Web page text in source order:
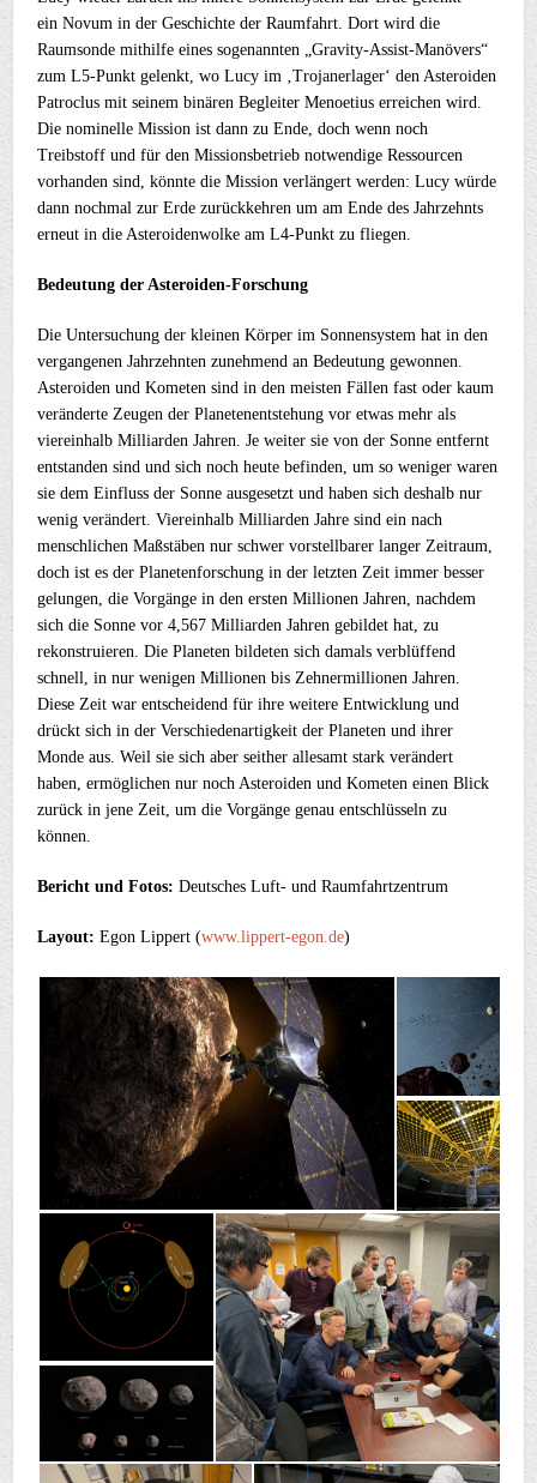
ein Novum in der Geschichte der Raumfahrt. Dort wird die
Raumsonde mithilfe eines sogenannten „Gravity-Assist-Manövers“
zum L5-Punkt gelenkt, wo Lucy im ‚Trojanerlager‘ den Asteroiden
Patroclus mit seinem binären Begleiter Menoetius erreichen wird.
Die nominelle Mission ist dann zu Ende, doch wenn noch
Treibstoff und für den Missionsbetrieb notwendige Ressourcen
vorhanden sind, könnte die Mission verlängert werden: Lucy würde
dann nochmal zur Erde zurückkehren um am Ende des Jahrzehnts
erneut in die Asteroidenwolke am L4-Punkt zu fliegen.
Bedeutung der Asteroiden-Forschung
Die Untersuchung der kleinen Körper im Sonnensystem hat in den
vergangenen Jahrzehnten zunehmend an Bedeutung gewonnen.
Asteroiden und Kometen sind in den meisten Fällen fast oder kaum
veränderte Zeugen der Planetenentstehung vor etwas mehr als
viereinhalb Milliarden Jahren. Je weiter sie von der Sonne entfernt
entstanden sind und sich noch heute befinden, um so weniger waren
sie dem Einfluss der Sonne ausgesetzt und haben sich deshalb nur
wenig verändert. Viereinhalb Milliarden Jahre sind ein nach
menschlichen Maßstäben nur schwer vorstellbarer langer Zeitraum,
doch ist es der Planetenforschung in der letzten Zeit immer besser
gelungen, die Vorgänge in den ersten Millionen Jahren, nachdem
sich die Sonne vor 4,567 Milliarden Jahren gebildet hat, zu
rekonstruieren. Die Planeten bildeten sich damals verblüffend
schnell, in nur wenigen Millionen bis Zehnermillionen Jahren.
Diese Zeit war entscheidend für ihre weitere Entwicklung und
drückt sich in der Verschiedenartigkeit der Planeten und ihrer
Monde aus. Weil sie sich aber seither allesamt stark verändert
haben, ermöglichen nur noch Asteroiden und Kometen einen Blick
zurück in jene Zeit, um die Vorgänge genau entschlüsseln zu
können.
Bericht und Fotos: Deutsches Luft- und Raumfahrtzentrum
Layout: Egon Lippert (www.lippert-egon.de)